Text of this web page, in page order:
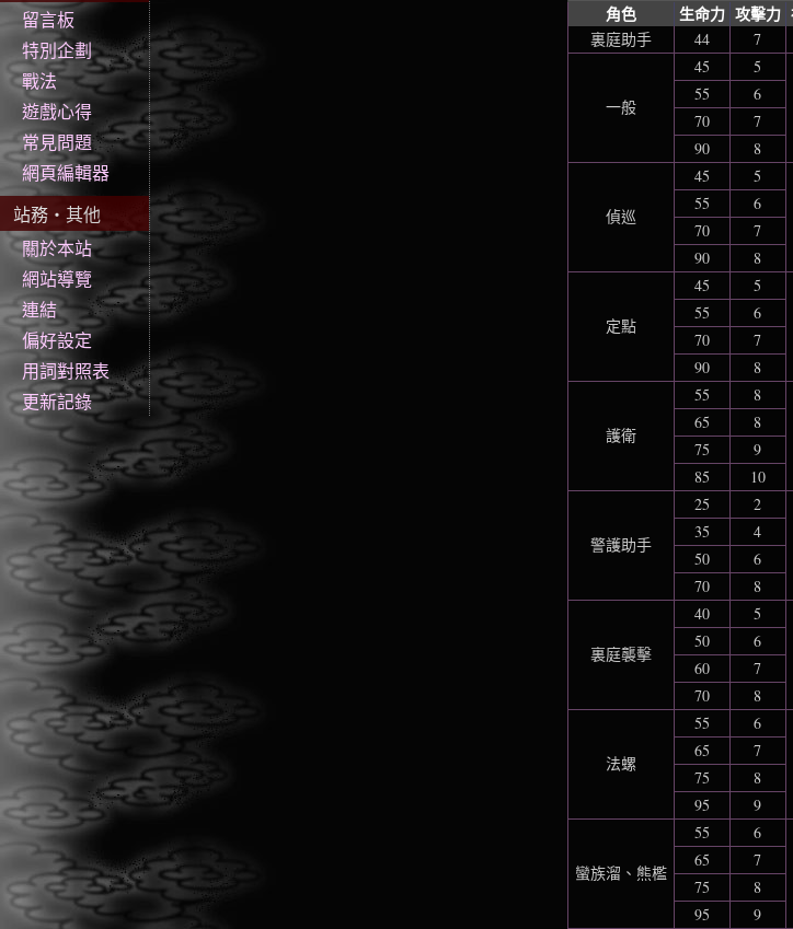
留言板
特別企劃
戰法
遊戲心得
常見問題
網頁編輯器
站務‧其他
關於本站
網站導覽
連結
偏好設定
用詞對照表
更新記錄
角色
生命力 攻擊力
裏庭助手 44 7
一般
45
5
55
6
70
7
90
8
偵巡
45
5
55
6
70
7
90
8
定點
45
5
55
6
70
7
90
8
護衛
55
8
65
8
75
9
85
10
警護助手
25
2
35
4
50
6
70
8
裏庭襲擊
40
5
50
6
60
7
70
8
法螺
55
6
65
7
75
8
95
9
蠻族溜、熊檻
55
6
65
7
75
8
95
9